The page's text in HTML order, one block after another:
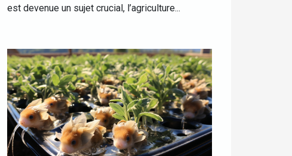
est devenue un sujet crucial, l’agriculture...